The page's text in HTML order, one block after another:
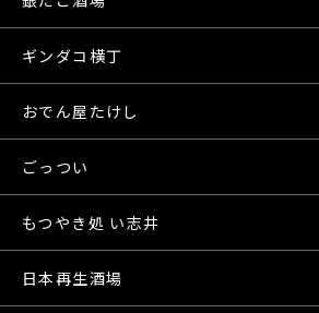
ギンダコ横丁
おでん屋たけし
ごっつい
もつやき処 い志井
日本再生酒場